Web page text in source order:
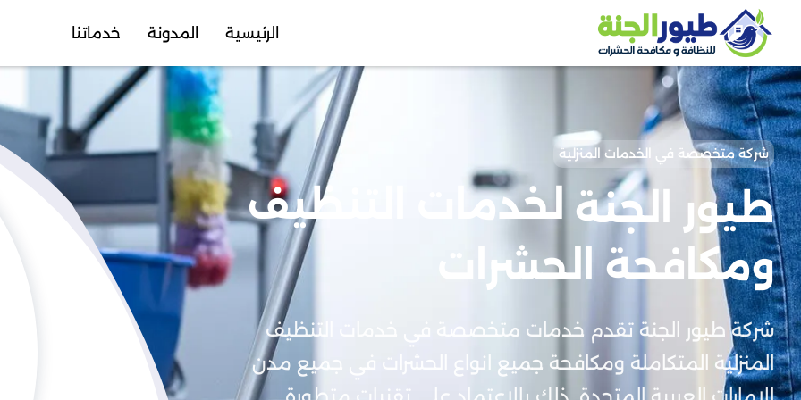
الرئيسية المدونة خدماتنا
شركة متخصصة في الخدمات المنزلية
طيور الجنة لخدمات التنظيف
ومكافحة الحشرات
شركة طيور الجنة تقدم خدمات متخصصة في خدمات التنظيف
المنزلية المتكاملة ومكافحة جميع انواع الحشرات في جميع مدن